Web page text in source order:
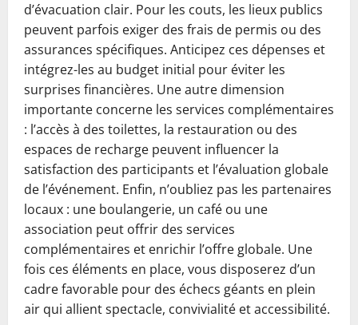
d’évacuation clair. Pour les couts, les lieux publics
peuvent parfois exiger des frais de permis ou des
assurances spécifiques. Anticipez ces dépenses et
intégrez-les au budget initial pour éviter les
surprises financières. Une autre dimension
importante concerne les services complémentaires
: l’accès à des toilettes, la restauration ou des
espaces de recharge peuvent influencer la
satisfaction des participants et l’évaluation globale
de l’événement. Enfin, n’oubliez pas les partenaires
locaux : une boulangerie, un café ou une
association peut offrir des services
complémentaires et enrichir l’offre globale. Une
fois ces éléments en place, vous disposerez d’un
cadre favorable pour des échecs géants en plein
air qui allient spectacle, convivialité et accessibilité.